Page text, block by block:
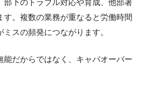
部下のトラブル対応や育成、他部署
す。複数の業務が重なると労働時間
スの頻発につながります。
能だからではなく、キャパオーバー